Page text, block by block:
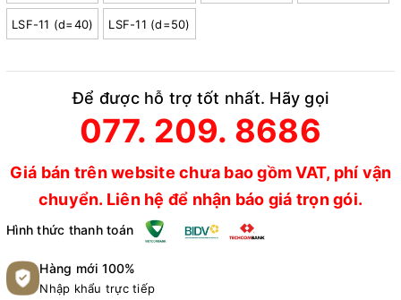
LSF-11 (d=40) LSF-11 (d=50)
Để được hỗ trợ tốt nhất. Hãy gọi
077. 209. 8686
Giá bán trên website chưa bao gồm VAT, phí vận
chuyển. Liên hệ để nhận báo giá trọn gói.
Hình thức thanh toán
Hàng mới 100%
Nhập khẩu trực tiếp